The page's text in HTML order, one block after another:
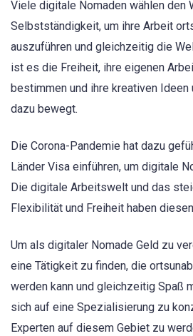
Viele digitale Nomaden wählen den
Selbstständigkeit, um ihre Arbeit
auszuführen und gleichzeitig die
ist es die Freiheit, ihre eigenen
bestimmen und ihre kreativen
dazu bewegt.
Die Corona-Pandemie hat dazu
Länder Visa einführen, um digitale
Die digitale Arbeitswelt und das
Flexibilität und Freiheit haben
Um als digitaler Nomade Geld zu
eine Tätigkeit zu finden, die
werden kann und gleichzeitig Spaß
sich auf eine Spezialisierung zu
Experten auf diesem Gebiet zu